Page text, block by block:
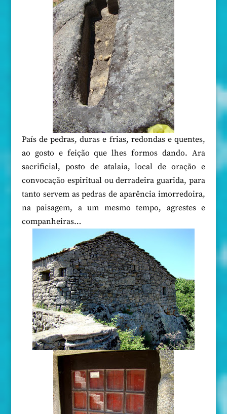
País de pedras, duras e frias, redondas e quentes,
ao gosto e feição que lhes formos dando. Ara
sacrificial, posto de atalaia, local de oração e
convocação espiritual ou derradeira guarida, para
tanto servem as pedras de aparência imorredoira,
na paisagem, a um mesmo tempo, agrestes e
companheiras…